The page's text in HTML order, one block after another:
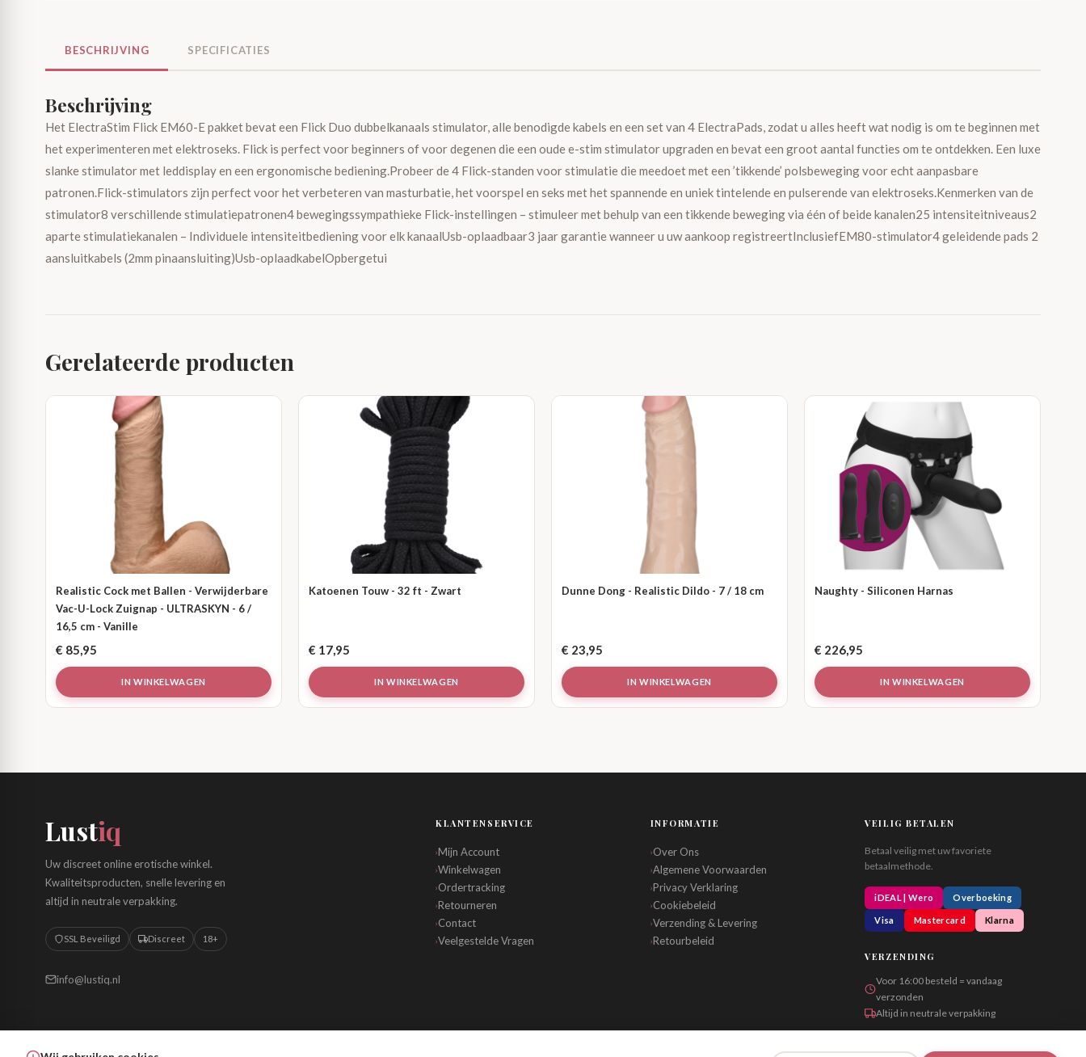
BESCHRIJVING SPECIFICATIES
Beschrijving
Het ElectraStim Flick EM60-E pakket bevat een Flick Duo dubbelkanaals stimulator, alle benodigde kabels en een set van 4 ElectraPads, zodat u alles heeft wat nodig is om te beginnen met
het experimenteren met elektroseks. Flick is perfect voor beginners of voor degenen die een oude e-stim stimulator upgraden en bevat een groot aantal functies om te ontdekken. Een luxe
slanke stimulator met leddisplay en een ergonomische bediening.Probeer de 4 Flick-standen voor stimulatie die meedoet met een ’tikkende’ polsbeweging voor echt aanpasbare
patronen.Flick-stimulators zijn perfect voor het verbeteren van masturbatie, het voorspel en seks met het spannende en uniek tintelende en pulserende van elektroseks.Kenmerken van de
stimulator8 verschillende stimulatiepatronen4 bewegingssympathieke Flick-instellingen – stimuleer met behulp van een tikkende beweging via één of beide kanalen25 intensiteitniveaus2
aparte stimulatiekanalen – Individuele intensiteitbediening voor elk kanaalUsb-oplaadbaar3 jaar garantie wanneer u uw aankoop registreertInclusiefEM80-stimulator4 geleidende pads 2
aansluitkabels (2mm pinaansluiting)Usb-oplaadkabelOpbergetui
Gerelateerde producten
Realistic Cock met Ballen - Verwijderbare
Vac-U-Lock Zuignap - ULTRASKYN - 6 /
16,5 cm - Vanille
€ 85,95
IN WINKELWAGEN
Katoenen Touw - 32 ft - Zwart
€ 17,95
IN WINKELWAGEN
Dunne Dong - Realistic Dildo - 7 / 18 cm
€ 23,95
IN WINKELWAGEN
Naughty - Siliconen Harnas
€ 226,95
IN WINKELWAGEN
Lustiq
Uw discreet online erotische winkel.
Kwaliteitsproducten, snelle levering en
altijd in neutrale verpakking.
SSL Beveiligd Discreet 18+
info@lustiq.nl
KLANTENSERVICE
›Mijn Account
›Winkelwagen
›Ordertracking
›Retourneren
›Contact
›Veelgestelde Vragen
INFORMATIE
›Over Ons
›Algemene Voorwaarden
›Privacy Verklaring
›Cookiebeleid
›Verzending & Levering
›Retourbeleid
VEILIG BETALEN
Betaal veilig met uw favoriete
betaalmethode.
iDEAL | Wero Overboeking
Visa Mastercard Klarna
VERZENDING
Voor 16:00 besteld = vandaag
verzonden
Altijd in neutrale verpakking